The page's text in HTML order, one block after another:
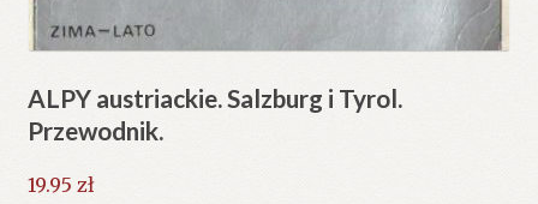
ALPY austriackie. Salzburg i Tyrol.
Przewodnik.
19.95 zł